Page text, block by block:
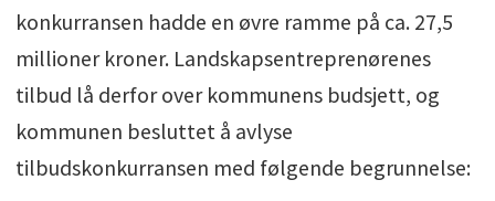
konkurransen hadde en øvre ramme på ca. 27,5
millioner kroner. Landskapsentreprenørenes
tilbud lå derfor over kommunens budsjett, og
kommunen besluttet å avlyse
tilbudskonkurransen med følgende begrunnelse: